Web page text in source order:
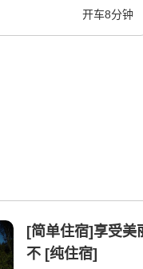
开车8分钟
[简单住宿]享受美
不 [纯住宿]